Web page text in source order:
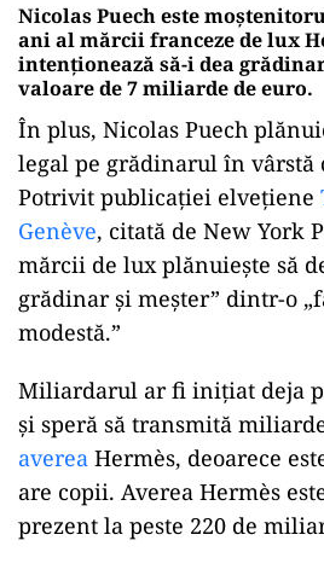
Nicolas Puech este
ani al mărcii franceze de lux
intenționează să-i dea
valoare de 7 miliarde de euro.
În plus, Nicolas Puech
legal pe grădinarul în vârstă
Potrivit publicației elvețiene
Genève, citată de New York
mărcii de lux plănuiește să
grădinar și meșter” dintr-o
modestă.”
Miliardarul ar fi inițiat deja
și speră să transmită
averea Hermès, deoarece
are copii. Averea Hermès
prezent la peste 220 de